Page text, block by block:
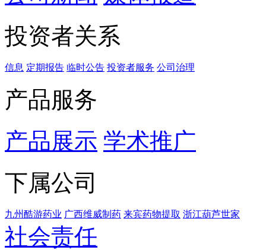
投资者关系
信息 定期报告 临时公告 投资者服务 公司治理
产品服务
产品展示 学术推广
下属公司
九州酷游药业 广西维威制药 来宾药物提取 浙江葫芦世家
社会责任